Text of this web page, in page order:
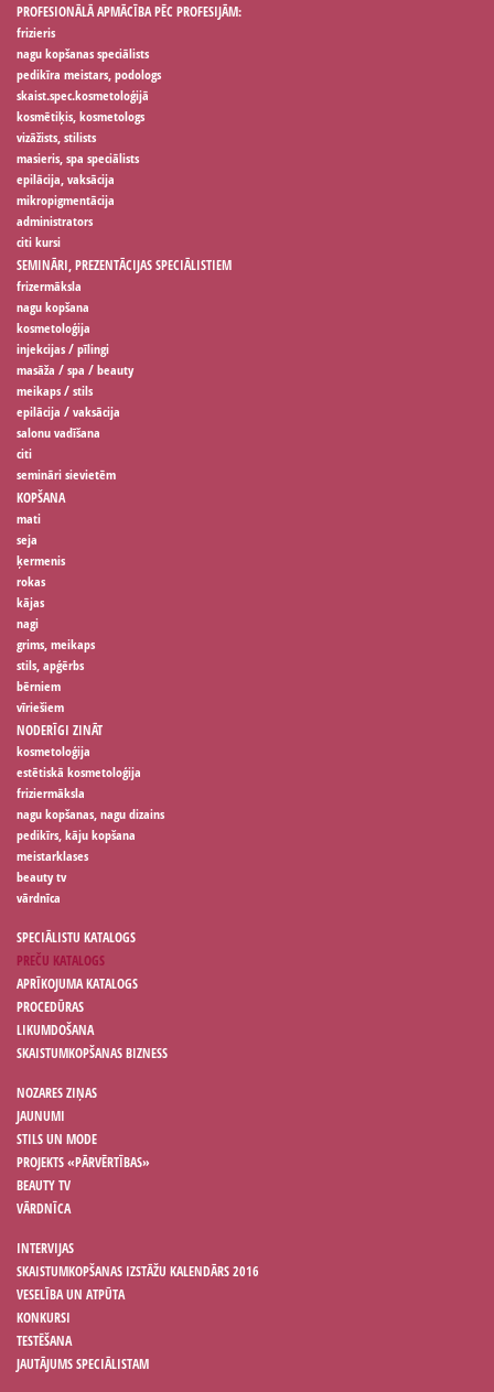
PROFESIONĀLĀ APMĀCĪBA PĒC PROFESIJĀM:
frizieris
nagu kopšanas speciālists
pedikīra meistars, podologs
skaist.spec.kosmetoloģijā
kosmētiķis, kosmetologs
vizāžists, stilists
masieris, spa speciālists
epilācija, vaksācija
mikropigmentācija
administrators
citi kursi
SEMINĀRI, PREZENTĀCIJAS SPECIĀLISTIEM
frizermāksla
nagu kopšana
kosmetoloģija
injekcijas / pīlingi
masāža / spa / beauty
meikaps / stils
epilācija / vaksācija
salonu vadīšana
citi
semināri sievietēm
KOPŠANA
mati
seja
ķermenis
rokas
kājas
nagi
grims, meikaps
stils, apģērbs
bērniem
vīriešiem
NODERĪGI ZINĀT
kosmetoloģija
estētiskā kosmetoloģija
friziermāksla
nagu kopšanas, nagu dizains
pedikīrs, kāju kopšana
meistarklases
beauty tv
vārdnīca
SPECIĀLISTU KATALOGS
PREČU KATALOGS
APRĪKOJUMA KATALOGS
PROCEDŪRAS
LIKUMDOŠANA
SKAISTUMKOPŠANAS BIZNESS
NOZARES ZIŅAS
JAUNUMI
STILS UN MODE
PROJEKTS «PĀRVĒRTĪBAS»
BEAUTY TV
VĀRDNĪCA
INTERVIJAS
SKAISTUMKOPŠANAS IZSTĀŽU KALENDĀRS 2016
VESELĪBA UN ATPŪTA
KONKURSI
TESTĒŠANA
JAUTĀJUMS SPECIĀLISTAM